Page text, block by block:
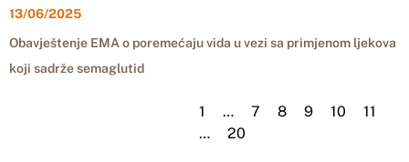
13/06/2025
Obavještenje EMA o poremećaju vida u vezi sa primjenom ljekova
koji sadrže semaglutid
1 … 7 8 9 10
11
…
20